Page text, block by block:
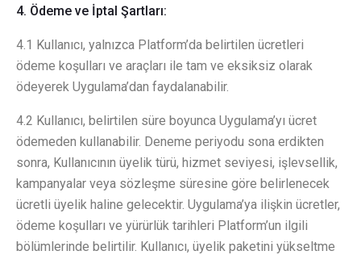
4. Ödeme ve İptal Şartları:
4.1 Kullanıcı, yalnızca Platform’da belirtilen ücretleri
ödeme koşulları ve araçları ile tam ve eksiksiz olarak
ödeyerek Uygulama’dan faydalanabilir.
4.2 Kullanıcı, belirtilen süre boyunca Uygulama’yı ücret
ödemeden kullanabilir. Deneme periyodu sona erdikten
sonra, Kullanıcının üyelik türü, hizmet seviyesi, işlevsellik,
kampanyalar veya sözleşme süresine göre belirlenecek
ücretli üyelik haline gelecektir. Uygulama’ya ilişkin ücretler,
ödeme koşulları ve yürürlük tarihleri Platform’un ilgili
bölümlerinde belirtilir. Kullanıcı, üyelik paketini yükseltme